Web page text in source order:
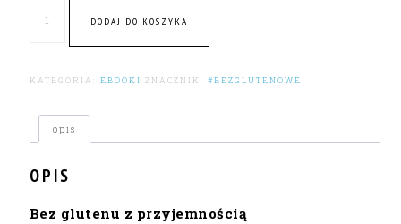
e-
przepisami
DODAJ DO KOSZYKA
KATEGORIA: EBOOKI ZNACZNIK: #BEZGLUTENOWE
opis
OPIS
Bez glutenu z przyjemnością